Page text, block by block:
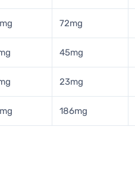
72mg
45mg
23mg
186mg